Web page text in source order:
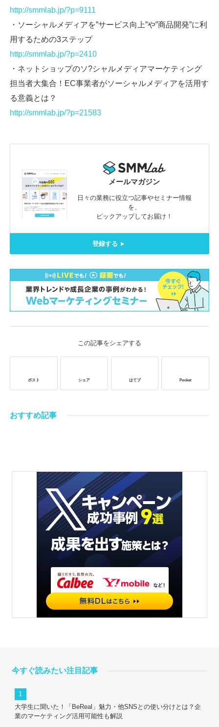
http://smmlab.jp/?p=9111
・ソーシャルメディアを”サービス向上”や”商品開発”に利
用するための3ステップ
http://smmlab.jp/?p=2410
・ネットショップのソ?シャルメディアマーケティング
担当者大集合！EC事業者がソーシャルメディアを活用す
る意義とは？
http://smmlab.jp/?p=21583
メールマガジン
日々の業務に役立つ記事やセミナー情報
を、
ピックアップしてお届け！
登録する
この記事をシェアする
ポスト シェア はてブ Pocket
おすすめ記事
今すぐ読みたい注目記事
大学生に聞いた！「BeReal」魅力・他SNSとの使い分けとは？企
業のマーケティング活用可能性も解説